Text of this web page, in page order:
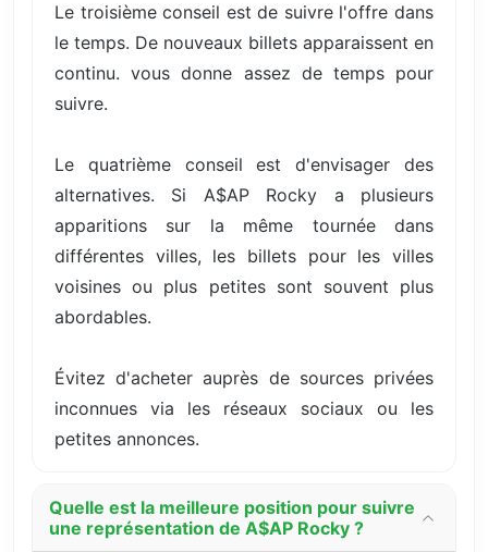
Le troisième conseil est de suivre l'offre dans
le temps. De nouveaux billets apparaissent en
continu. vous donne assez de temps pour
suivre.
Le quatrième conseil est d'envisager des
alternatives. Si A$AP Rocky a plusieurs
apparitions sur la même tournée dans
différentes villes, les billets pour les villes
voisines ou plus petites sont souvent plus
abordables.
Évitez d'acheter auprès de sources privées
inconnues via les réseaux sociaux ou les
petites annonces.
Quelle est la meilleure position pour suivre
une représentation de A$AP Rocky ?